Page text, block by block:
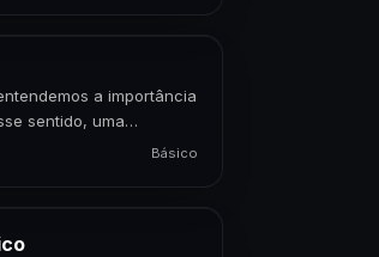
a importância
sentido, uma
Básico